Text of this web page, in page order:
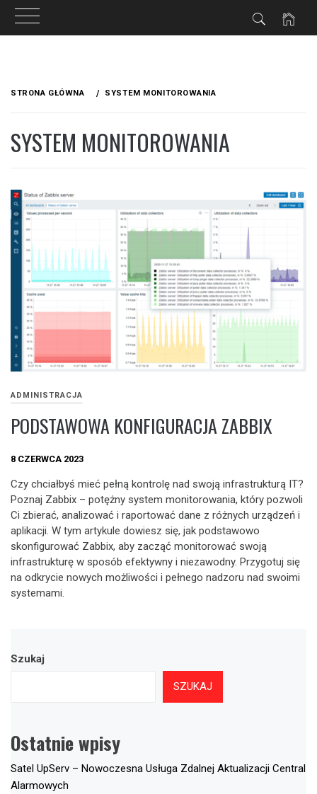
STRONA GŁÓWNA SYSTEM MONITOROWANIA
SYSTEM MONITOROWANIA
ADMINISTRACJA
PODSTAWOWA KONFIGURACJA ZABBIX
8 CZERWCA 2023
Czy chciałbyś mieć pełną kontrolę nad swoją infrastrukturą IT?
Poznaj Zabbix – potężny system monitorowania, który pozwoli
Ci zbierać, analizować i raportować dane z różnych urządzeń i
aplikacji. W tym artykule dowiesz się, jak podstawowo
skonfigurować Zabbix, aby zacząć monitorować swoją
infrastrukturę w sposób efektywny i niezawodny. Przygotuj się
na odkrycie nowych możliwości i pełnego nadzoru nad swoimi
systemami.
Szukaj
SZUKAJ
Ostatnie wpisy
Satel UpServ – Nowoczesna Usługa Zdalnej Aktualizacji Central
Alarmowych